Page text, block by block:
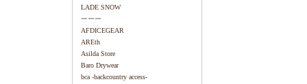
LADE SNOW
ーーー
AFDICEGEAR
AREth
Asilda Store
Baro Drywear
bca -backcountry access-